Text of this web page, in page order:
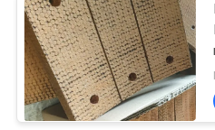
Industriële